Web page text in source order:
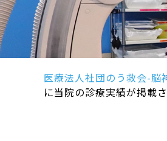
医療法人社団のう救会-脳
に当院の診療実績が掲載さ